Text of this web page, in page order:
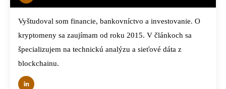
Vyštudoval som financie, bankovníctvo a investovanie. O
kryptomeny sa zaujímam od roku 2015. V článkoch sa
špecializujem na technickú analýzu a sieťové dáta z
blockchainu.